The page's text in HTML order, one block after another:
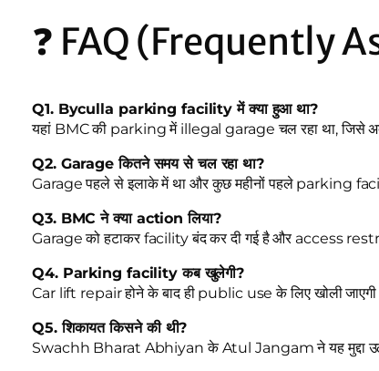
❓ FAQ (Frequently
Q1. Byculla parking facility में क्या हुआ था?
यहां BMC की parking में illegal garage चल रहा था, जिसे अब
Q2. Garage कितने समय से चल रहा था?
Garage पहले से इलाके में था और कुछ महीनों पहले parking
Q3. BMC ने क्या action लिया?
Garage को हटाकर facility बंद कर दी गई है और access
Q4. Parking facility कब खुलेगी?
Car lift repair होने के बाद ही public use के लिए खोली
Q5. शिकायत किसने की थी?
Swachh Bharat Abhiyan के Atul Jangam ने यह मुद्दा